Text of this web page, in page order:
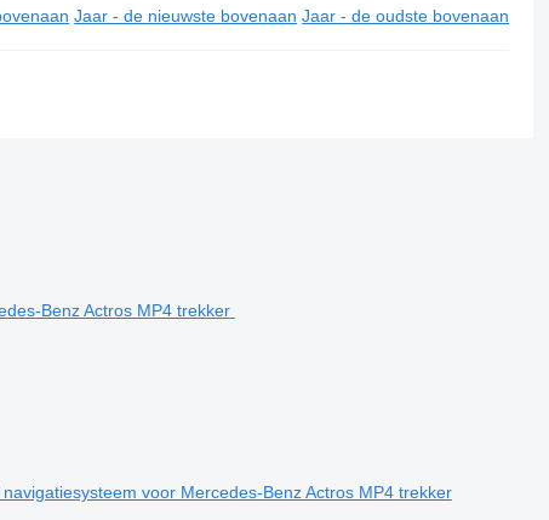
Jaar - de nieuwste bovenaan Jaar - de oudste bovenaan
voor Mercedes-Benz Actros MP4 trekker